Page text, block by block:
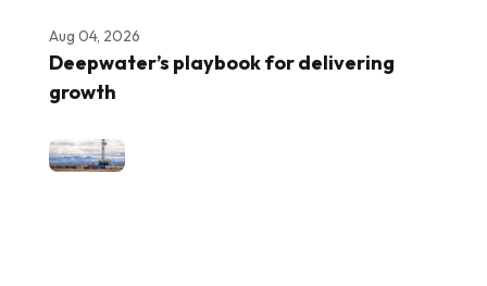
Aug 04, 2026
Deepwater’s playbook for delivering
growth